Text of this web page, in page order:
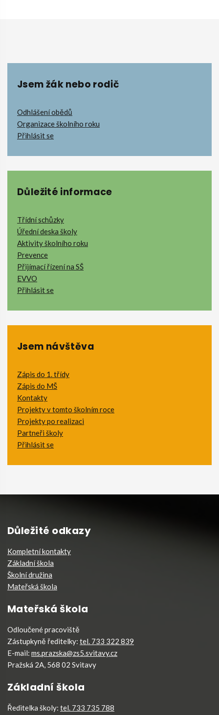
Jsem žák nebo rodič
Odhlášení obědů
Organizace školního roku
Přihlásit se
Důležité informace
Třídní schůzky
Úřední deska školy
Aktivity školního roku
Prevence
Přijímací řízení na SŠ
EVVO
Přihlásit se
Jsem návštěva
Zápis do 1. třídy
Zápis do MŠ
Kontakty
Projekty v tomto školním roce
Projekty po realizaci
Partneři školy
Přihlásit se
Důležité odkazy
Kompletní kontakty
Základní škola
Školní družina
Mateřská škola
Mateřská škola
Odloučené pracoviště
Zástupkyně ředitelky: tel. 733 322 839
E-mail: ms.prazska@zs5.svitavy.cz
Pražská 2A, 568 02 Svitavy
Základní škola
Ředitelka školy: tel. 733 735 788